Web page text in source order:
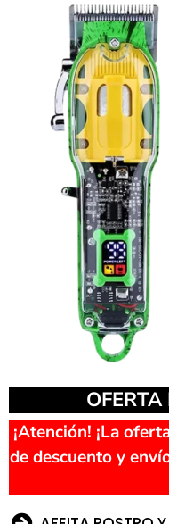
¡Atención! ¡La
de descuento y